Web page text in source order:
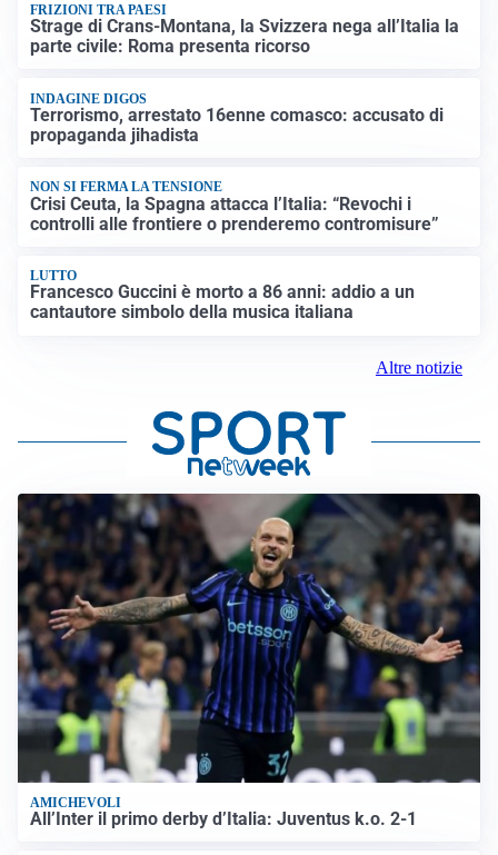
FRIZIONI TRA PAESI
Strage di Crans-Montana, la Svizzera nega all’Italia la
parte civile: Roma presenta ricorso
INDAGINE DIGOS
Terrorismo, arrestato 16enne comasco: accusato di
propaganda jihadista
NON SI FERMA LA TENSIONE
Crisi Ceuta, la Spagna attacca l’Italia: “Revochi i
controlli alle frontiere o prenderemo contromisure”
LUTTO
Francesco Guccini è morto a 86 anni: addio a un
cantautore simbolo della musica italiana
Altre notizie
AMICHEVOLI
All’Inter il primo derby d’Italia: Juventus k.o. 2-1